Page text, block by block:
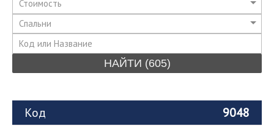
Стоимость
Спальни
НАЙТИ (605)
Код 9048